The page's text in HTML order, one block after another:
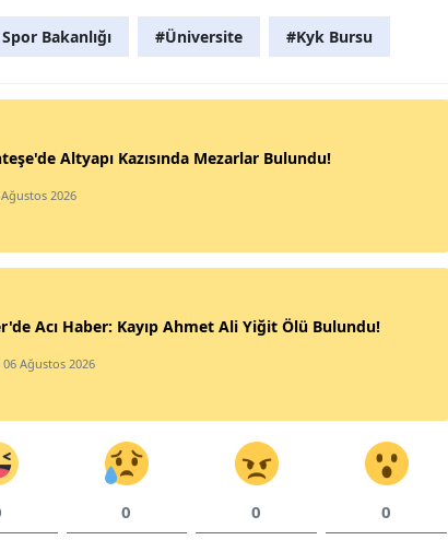
Bakanlığı #Üniversite #Kyk Bursu
Altyapı Kazısında Mezarlar Bulundu!
2026
Acı Haber: Kayıp Ahmet Ali Yiğit Ölü Bulundu!
06 Ağustos 2026
0 0 0